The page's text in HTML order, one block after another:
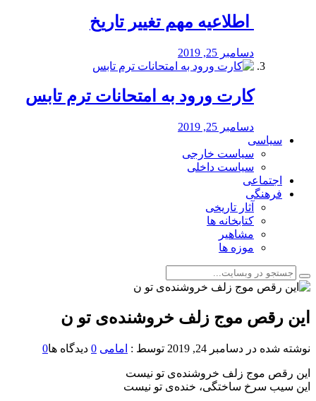
️ اطلاعیه مهم تغییر تاریخ
دسامبر 25, 2019
کارت ورود به امتحانات ترم تابس
دسامبر 25, 2019
سیاسی
سیاست خارجی
سیاست داخلی
اجتماعی
فرهنگی
آثار تاریخی
کتابخانه ها
مشاهیر
موزه ها
این رقص موج زلف خروشنده‌ی تو ن
نوشته شده در دسامبر 24, 2019 توسط : امامی 0 دیدگاه ها0
این رقص موج زلف خروشنده‌ی تو نیست
این سیب سرخ ساختگی، خنده‌ی تو نیست